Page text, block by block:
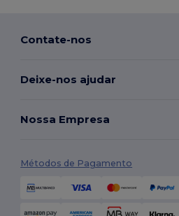
Contate-nos
Deixe-nos ajudar
Nossa Empresa
Métodos de Pagamento